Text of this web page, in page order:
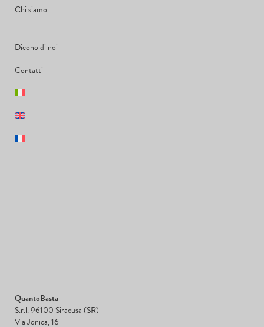
Chi siamo
Dicono di noi
Contatti
QuantoBasta
S.r.l. 96100 Siracusa (SR)
Via Jonica, 16